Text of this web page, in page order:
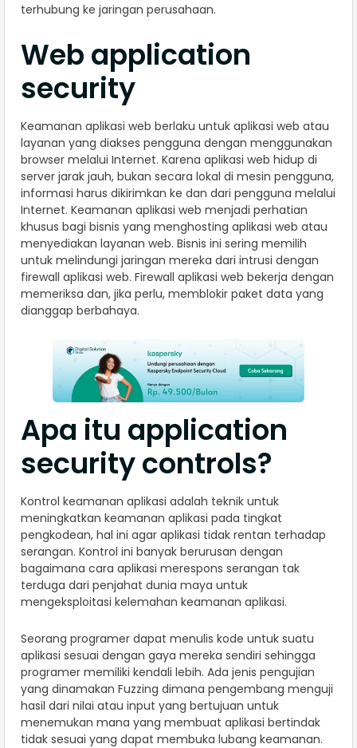
terhubung ke jaringan perusahaan.
Web application
security
Keamanan aplikasi web berlaku untuk aplikasi web atau
layanan yang diakses pengguna dengan menggunakan
browser melalui Internet. Karena aplikasi web hidup di
server jarak jauh, bukan secara lokal di mesin pengguna,
informasi harus dikirimkan ke dan dari pengguna melalui
Internet. Keamanan aplikasi web menjadi perhatian
khusus bagi bisnis yang menghosting aplikasi web atau
menyediakan layanan web. Bisnis ini sering memilih
untuk melindungi jaringan mereka dari intrusi dengan
firewall aplikasi web. Firewall aplikasi web bekerja dengan
memeriksa dan, jika perlu, memblokir paket data yang
dianggap berbahaya.
Apa itu application
security controls?
Kontrol keamanan aplikasi adalah teknik untuk
meningkatkan keamanan aplikasi pada tingkat
pengkodean, hal ini agar aplikasi tidak rentan terhadap
serangan. Kontrol ini banyak berurusan dengan
bagaimana cara aplikasi merespons serangan tak
terduga dari penjahat dunia maya untuk
mengeksploitasi kelemahan keamanan aplikasi.
Seorang programer dapat menulis kode untuk suatu
aplikasi sesuai dengan gaya mereka sendiri sehingga
programer memiliki kendali lebih. Ada jenis pengujian
yang dinamakan Fuzzing dimana pengembang menguji
hasil dari nilai atau input yang bertujuan untuk
menemukan mana yang membuat aplikasi bertindak
tidak sesuai yang dapat membuka lubang keamanan.